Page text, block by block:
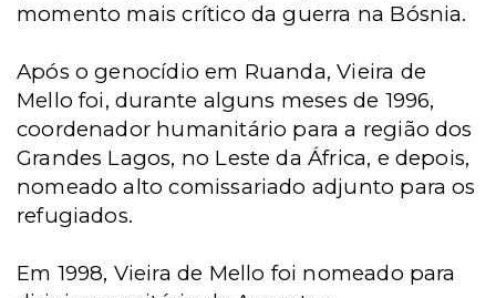
momento mais crítico da guerra na Bósnia.
Após o genocídio em Ruanda, Vieira de
Mello foi, durante alguns meses de 1996,
coordenador humanitário para a região dos
Grandes Lagos, no Leste da África, e depois,
nomeado alto comissariado adjunto para os
refugiados.
Em 1998, Vieira de Mello foi nomeado para